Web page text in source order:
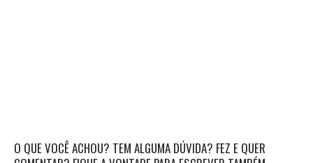
O QUE VOCÊ ACHOU? TEM ALGUMA DÚVIDA? FEZ E QUER